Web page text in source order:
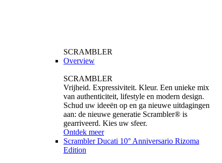
SCRAMBLER
Overview
SCRAMBLER
Vrijheid. Expressiviteit. Kleur. Een unieke mix
van authenticiteit, lifestyle en modern design.
Schud uw ideeën op en ga nieuwe uitdagingen
aan: de nieuwe generatie Scrambler® is
gearriveerd. Kies uw sfeer.
Ontdek meer
Scrambler Ducati 10° Anniversario Rizoma
Edition